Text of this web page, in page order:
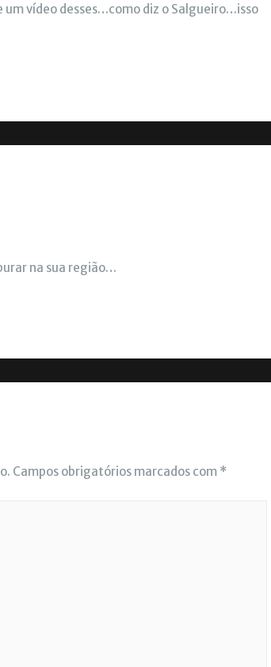
vídeo desses…como diz o Salgueiro…isso
na sua região…
Campos obrigatórios marcados com *